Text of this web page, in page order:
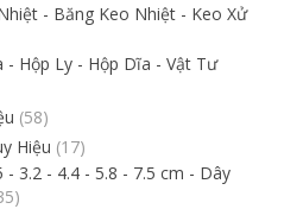
- Băng Keo Nhiệt - Keo Xử
- Hộp Ly - Hộp Dĩa - Vật Tư
(58)
Hiệu (17)
- 3.2 - 4.4 - 5.8 - 7.5 cm - Dây